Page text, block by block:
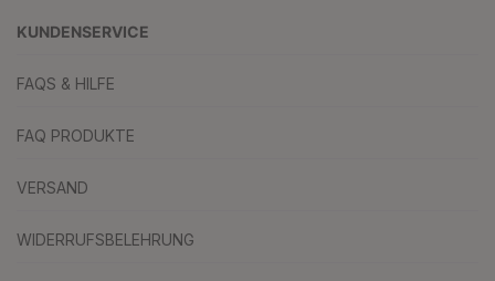
KUNDENSERVICE
FAQS & HILFE
FAQ PRODUKTE
VERSAND
WIDERRUFSBELEHRUNG